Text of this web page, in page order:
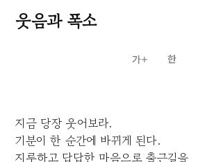
웃음과 폭소
지금 당장 웃어보라.
기분이 한 순간에 바뀌게 된다.
지루하고 답답한 마음으로 출근길을